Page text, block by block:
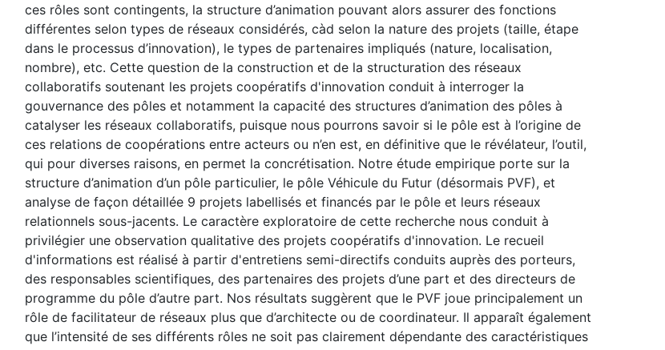
ces rôles sont contingents, la structure d’animation pouvant alors assurer des fonctions
différentes selon types de réseaux considérés, càd selon la nature des projets (taille, étape
dans le processus d’innovation), le types de partenaires impliqués (nature, localisation,
nombre), etc. Cette question de la construction et de la structuration des réseaux
collaboratifs soutenant les projets coopératifs d'innovation conduit à interroger la
gouvernance des pôles et notamment la capacité des structures d’animation des pôles à
catalyser les réseaux collaboratifs, puisque nous pourrons savoir si le pôle est à l’origine de
ces relations de coopérations entre acteurs ou n’en est, en définitive que le révélateur, l’outil,
qui pour diverses raisons, en permet la concrétisation. Notre étude empirique porte sur la
structure d’animation d’un pôle particulier, le pôle Véhicule du Futur (désormais PVF), et
analyse de façon détaillée 9 projets labellisés et financés par le pôle et leurs réseaux
relationnels sous-jacents. Le caractère exploratoire de cette recherche nous conduit à
privilégier une observation qualitative des projets coopératifs d'innovation. Le recueil
d'informations est réalisé à partir d'entretiens semi-directifs conduits auprès des porteurs,
des responsables scientifiques, des partenaires des projets d’une part et des directeurs de
programme du pôle d’autre part. Nos résultats suggèrent que le PVF joue principalement un
rôle de facilitateur de réseaux plus que d’architecte ou de coordinateur. Il apparaît également
que l’intensité de ses différents rôles ne soit pas clairement dépendante des caractéristiques